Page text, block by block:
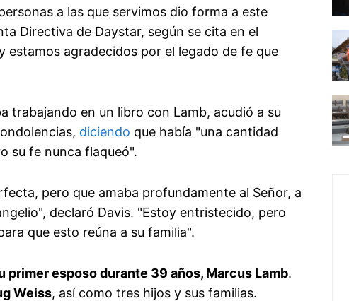
a las que servimos dio forma a este
Directiva de Daystar, según se cita en el
estamos agradecidos por el legado de fe que
trabajando en un libro con Lamb, acudió a su
diciendo que había "una cantidad
su fe nunca flaqueó".
pero que amaba profundamente al Señor, a
declaró Davis. "Estoy entristecido, pero
que esto reúna a su familia".
primer esposo durante 39 años, Marcus Lamb.
Weiss, así como tres hijos y sus familias.